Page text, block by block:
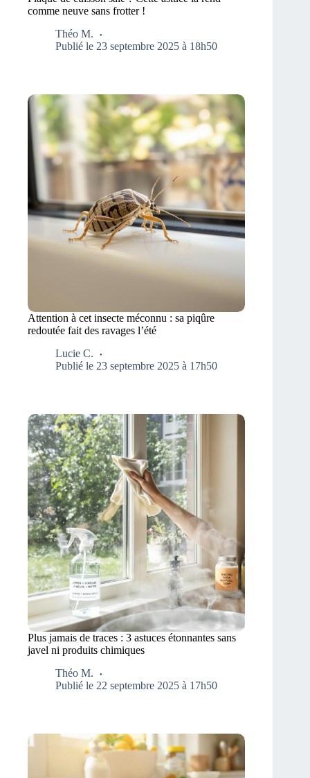
comme neuve sans frotter !
Théo M.
Publié le 23 septembre 2025 à 18h50
Attention à cet insecte méconnu : sa piqûre
redoutée fait des ravages l’été
Lucie C.
Publié le 23 septembre 2025 à 17h50
Plus jamais de traces : 3 astuces étonnantes sans
javel ni produits chimiques
Théo M.
Publié le 22 septembre 2025 à 17h50